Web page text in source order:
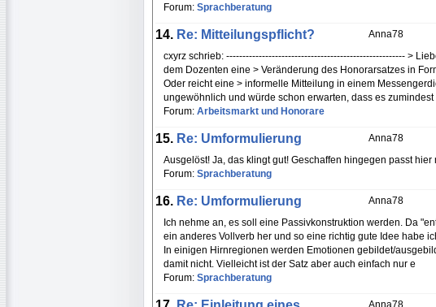
Forum: Sprachberatung
Anna78
14. Re: Mitteilungspflicht?
cxyrz schrieb: ------------------------------------------------------- >
dem Dozenten eine > Veränderung des Honorarsatzes in
Oder reicht eine > informelle Mitteilung in einem
ungewöhnlich und würde schon erwarten, dass es zumindest
Forum: Arbeitsmarkt und Honorare
Anna78
15. Re: Umformulierung
Ausgelöst! Ja, das klingt gut! Geschaffen hingegen passt hier
Forum: Sprachberatung
Anna78
16. Re: Umformulierung
Ich nehme an, es soll eine Passivkonstruktion werden. Da
ein anderes Vollverb her und so eine richtig gute Idee habe
In einigen Hirnregionen werden Emotionen gebildet/
damit nicht. Vielleicht ist der Satz aber auch einfach nur e
Forum: Sprachberatung
Anna78